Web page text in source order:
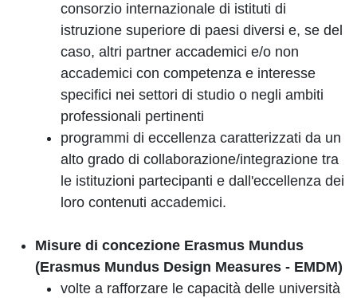
consorzio internazionale di istituti di
istruzione superiore di paesi diversi e, se del
caso, altri partner accademici e/o non
accademici con competenza e interesse
specifici nei settori di studio o negli ambiti
professionali pertinenti
programmi di eccellenza caratterizzati da un
alto grado di collaborazione/integrazione tra
le istituzioni partecipanti e dall'eccellenza dei
loro contenuti accademici.
Misure di concezione Erasmus Mundus
(Erasmus Mundus Design Measures - EMDM)
volte a rafforzare le capacità delle università